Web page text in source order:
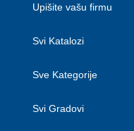
Upišite vašu firmu
Svi Katalozi
Sve Kategorije
Svi Gradovi